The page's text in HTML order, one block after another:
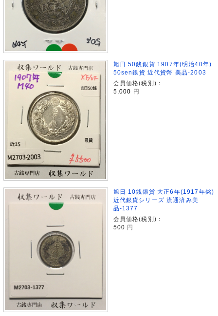
旭日 50銭銀貨 1907年(明治40年)
50sen銀貨 近代貨幣 美品-2003
会員価格(税別)：
5,000 円
旭日 10銭銀貨 大正6年(1917年銘)
近代銀貨シリーズ 流通済み美
品-1377
会員価格(税別)：
500 円